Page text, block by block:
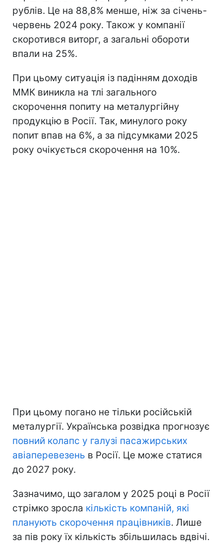
рублів. Це на 88,8% менше, ніж за січень-
червень 2024 року. Також у компанії
скоротився виторг, а загальні обороти
впали на 25%.
При цьому ситуація із падінням доходів
ММК виникла на тлі загального
скорочення попиту на металургійну
продукцію в Росії. Так, минулого року
попит впав на 6%, а за підсумками 2025
року очікується скорочення на 10%.
При цьому погано не тільки російській
металургії. Українська розвідка прогнозує
повний колапс у галузі пасажирських
авіаперевезень в Росії. Це може статися
до 2027 року.
Зазначимо, що загалом у 2025 році в Росії
стрімко зросла кількість компаній, які
планують скорочення працівників. Лише
за пів року їх кількість збільшилась вдвічі.